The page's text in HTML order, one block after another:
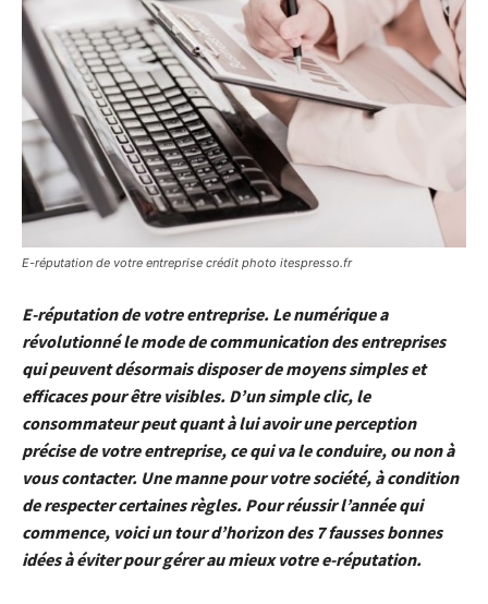
E-réputation de votre entreprise crédit photo itespresso.fr
E-réputation de votre entreprise. Le numérique a
révolutionné le mode de communication des entreprises
qui peuvent désormais disposer de moyens simples et
efficaces pour être visibles. D’un simple clic, le
consommateur peut quant à lui avoir une perception
précise de votre entreprise, ce qui va le conduire, ou non à
vous contacter. Une manne pour votre société, à condition
de respecter certaines règles. Pour réussir l’année qui
commence, voici un tour d’horizon des 7 fausses bonnes
idées à éviter pour gérer au mieux votre e-réputation.